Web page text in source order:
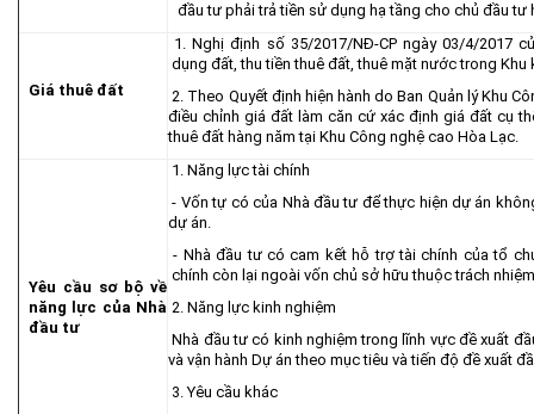
đầu tư phải trả tiền sử dụng hạ tầng cho chủ đầu tư
Giá thuê đất
1. Nghị định số 35/2017/NĐ-CP ngày 03/4/2017
dụng đất, thu tiền thuê đất, thuê mặt nước trong Khu
2. Theo Quyết định hiện hành do Ban Quản lý Khu
điều chỉnh giá đất làm căn cứ xác định giá đất cụ
thuê đất hàng năm tại Khu Công nghệ cao Hòa Lạc.
Yêu cầu sơ bộ về
năng lực của Nhà
đầu tư
1. Năng lực tài chính
- Vốn tự có của Nhà đầu tư để thực hiện dự án
dự án.
- Nhà đầu tư có cam kết hỗ trợ tài chính của tổ
chính còn lại ngoài vốn chủ sở hữu thuộc trách
2. Năng lực kinh nghiệm
Nhà đầu tư có kinh nghiệm trong lĩnh vực đề xuất
và vận hành Dự án theo mục tiêu và tiến độ đề xuất
3. Yêu cầu khác